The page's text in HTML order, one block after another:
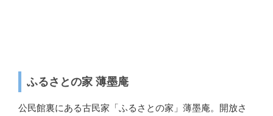
ふるさとの家 薄墨庵
公民館裏にある古民家「ふるさとの家」薄墨庵。開放さ